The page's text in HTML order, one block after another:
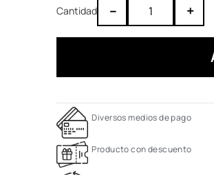
– +
Diversos medios de pago
Producto con descuento